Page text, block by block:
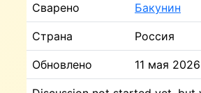
Сварено Бакунин
Страна Россия
Обновлено 11 мая